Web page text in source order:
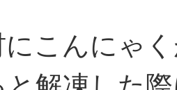
こんにゃ